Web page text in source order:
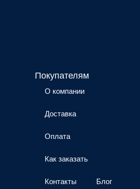
Покупателям
О компании
Доставка
Оплата
Как заказать
Контакты Блог